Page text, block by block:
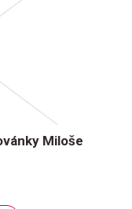
Miloše